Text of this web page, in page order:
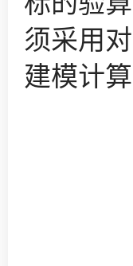
须采用
建模计